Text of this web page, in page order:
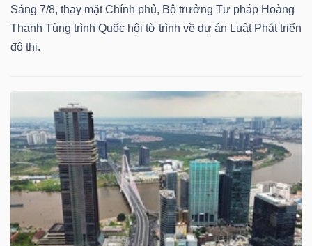
Sáng 7/8, thay mặt Chính phủ, Bộ trưởng Tư pháp Hoàng
Thanh Tùng trình Quốc hội tờ trình về dự án Luật Phát triển
đô thị.